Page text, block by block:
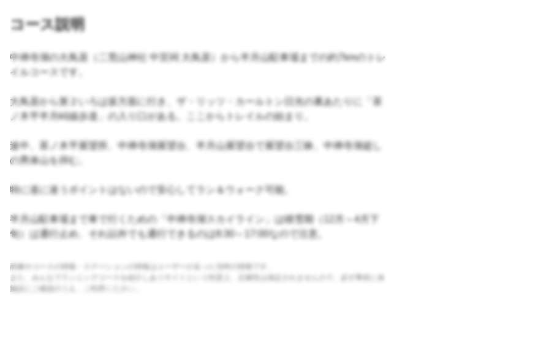
コース説明
中禅寺湖の大鳥居（二荒山神社 中宮祠 大鳥居）から半月山駐車場までの約7kmのトレ
イルコースです。
大鳥居から第２いろは坂方面に行き、ザ・リッツ・カールトン日光の裏あたりに「茶
ノ木平半月峠線歩道」の入り口がある。ここからトレイルの始まり。
途中、茶ノ木平展望所、中禅寺湖展望台、半月山展望台で展望台三昧、中禅寺湖超し
の男体山を拝む。
特に道に迷うポイントはないので安心してラン＆ウォーク可能。
半月山駐車場まで車で行くための「中禅寺湖スカイライン」は積雪期（12月～4月下
旬）は通行止め、それ以外でも通行できるのは8:30～17:00なので注意。
画像やコースの情報・ステーションの情報はユーザーが走った当時の情報です。
また、みんなでランニングコースを紹介しあうサイトという性質上、正確性は保証されませんので、必ず事前に各
施設にご確認のうえ、ご利用ください。